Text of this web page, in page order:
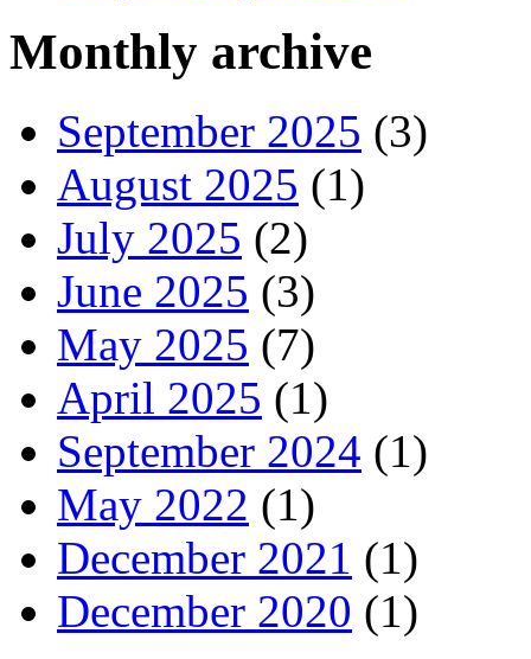
Monthly archive
September 2025 (3)
August 2025 (1)
July 2025 (2)
June 2025 (3)
May 2025 (7)
April 2025 (1)
September 2024 (1)
May 2022 (1)
December 2021 (1)
December 2020 (1)